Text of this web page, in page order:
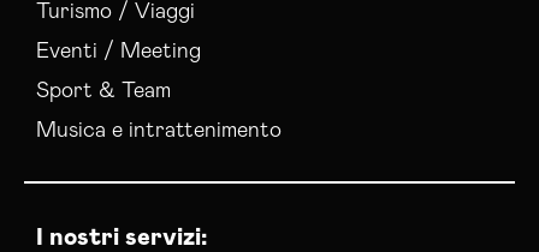
Turismo / Viaggi
Eventi / Meeting
Sport & Team
Musica e intrattenimento
I nostri servizi: